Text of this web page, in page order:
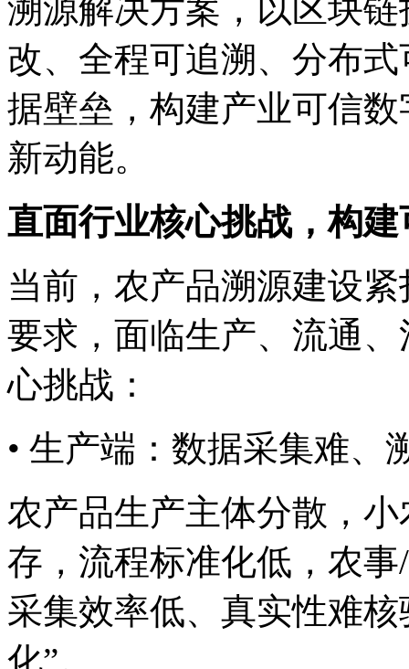
溯源解决方案，以区块
改、全程可追溯、分
据壁垒，构建产业可信
新动能。
直面行业核心挑战，构
当前，农产品溯源建
要求，面临生产、流
心挑战：
• 生产端：数据采集难
农产品生产主体分散
存，流程标准化低，
采集效率低、真实性难
化”。